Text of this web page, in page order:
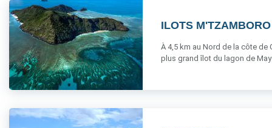
ILOTS M'TZAMBORO
À 4,5 km au Nord de la côte de
plus grand îlot du lagon de